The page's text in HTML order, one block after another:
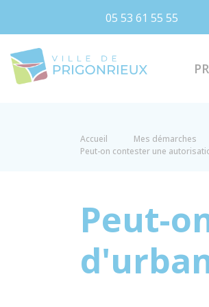
05 53 61 55 55
Accueil Mes démarches
Peut-on contester une
Peut-